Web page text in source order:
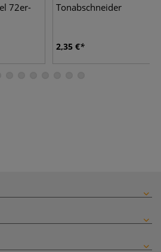
72er-
Tonabschneider
2,35 €